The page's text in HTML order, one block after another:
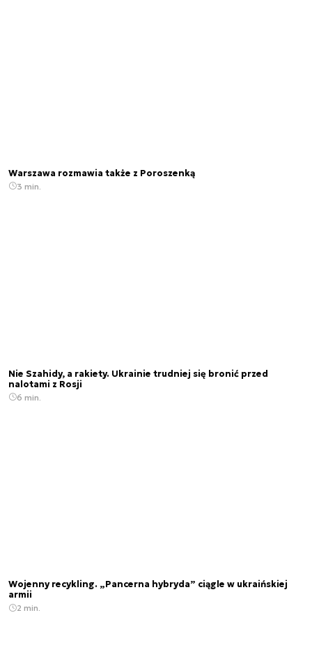
Warszawa rozmawia także z Poroszenką
3 min.
Nie Szahidy, a rakiety. Ukrainie trudniej się bronić przed
nalotami z Rosji
6 min.
Wojenny recykling. „Pancerna hybryda” ciągle w ukraińskiej
armii
2 min.